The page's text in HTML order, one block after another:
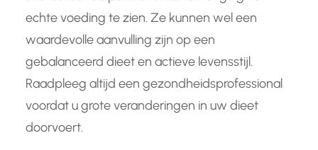
echte voeding te zien. Ze kunnen wel een
waardevolle aanvulling zijn op een
gebalanceerd dieet en actieve levensstijl.
Raadpleeg altijd een gezondheidsprofessional
voordat u grote veranderingen in uw dieet
doorvoert.